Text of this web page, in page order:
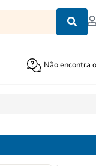
Não encontra